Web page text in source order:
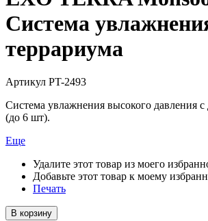
Система
террариума
Артикул PT-2493
Система увлажнения высокого давления
(до 6 шт).
Еще
Удалите этот товар из моего
Добавьте этот товар к моему
Печать
В корзину